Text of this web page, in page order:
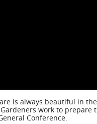
is always beautiful in the
work to prepare
Conference.